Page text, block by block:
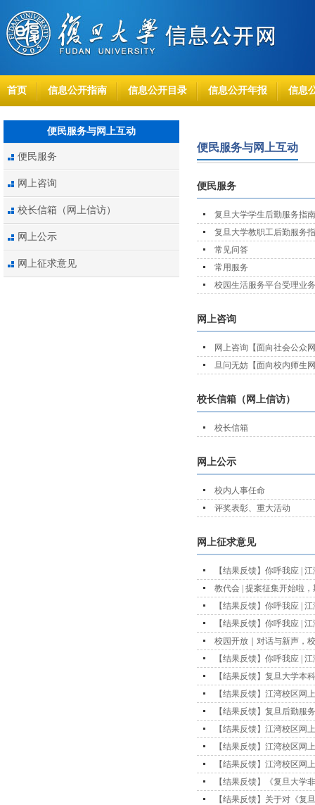
首页 信息公开指南 信息公开目录 信息公开年报 信息
便民服务与网上互动
便民服务
网上咨询
校长信箱（网上信访）
网上公示
网上征求意见
便民服务与网上互动
便民服务
复旦大学学生后勤服务指
复旦大学教职工后勤服务
常见问答
常用服务
校园生活服务平台受理业务
网上咨询
网上咨询【面向社会公众
旦问无妨【面向校内师生
校长信箱（网上信访）
校长信箱
网上公示
校内人事任命
评奖表彰、重大活动
网上征求意见
【结果反馈】你呼我应 |
教代会 | 提案征集开始啦
【结果反馈】你呼我应 |
【结果反馈】你呼我应 |
校园开放｜对话与新声，
【结果反馈】你呼我应 |
【结果反馈】复旦大学本
【结果反馈】江湾校区网
【结果反馈】复旦后勤服
【结果反馈】江湾校区网
【结果反馈】江湾校区网
【结果反馈】江湾校区网
【结果反馈】《复旦大学
【结果反馈】关于对《复